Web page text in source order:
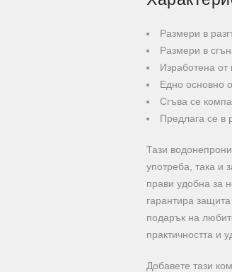
Размери в
Размери в
Изработена
Едно основно
Сгъва се
Предлага се в
Тази
употреба, така и
прави удобна за
гарантира
подарък на
практичността и
Добавете тази